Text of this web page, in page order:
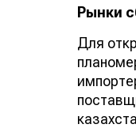
Рынки
Для